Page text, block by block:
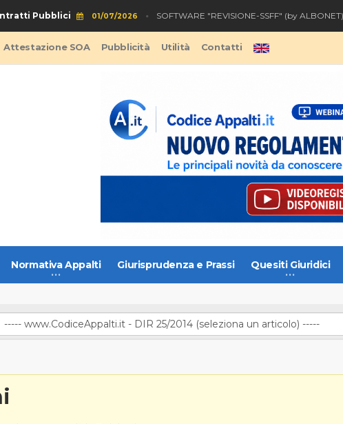
Pubblici 01/07/2026 SOFTWARE "REVISIONE-SSFF" (by ALBONET)
Attestazione SOA Pubblicità Utilità Contatti
Normativa Appalti Giurisprudenza e Prassi Quesiti Giuridici